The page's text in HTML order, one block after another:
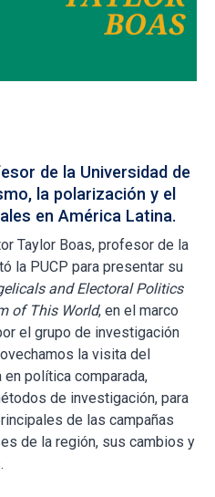
de la Universidad de
la polarización y el
en América Latina.
Taylor Boas, profesor de la
la PUCP para presentar su
and Electoral Politics
of This World, en el marco
el grupo de investigación
la visita del
política comparada,
de investigación, para
de las campañas
de la región, sus cambios y